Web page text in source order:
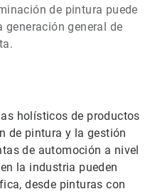
de pintura puede
general de
holísticos de productos
de pintura y la gestión
de automoción a nivel
la industria pueden
desde pinturas con